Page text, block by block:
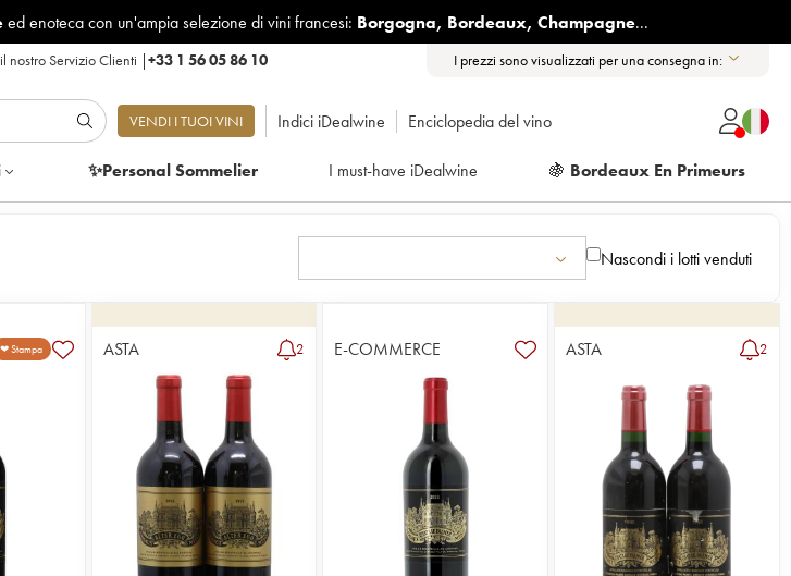
ed enoteca con un'ampia selezione di vini francesi: Borgogna, Bordeaux, Champagne...
nostro Servizio Clienti |+33 1 56 05 86 10 I prezzi sono visualizzati per una consegna in:
VENDI I TUOI VINI Indici iDealwine Enciclopedia del vino
✨Personal Sommelier I must-have iDealwine 🍇 Bordeaux En Primeurs
Nascondi i lotti venduti
❤ Stampa ASTA 2 E-COMMERCE ASTA 2